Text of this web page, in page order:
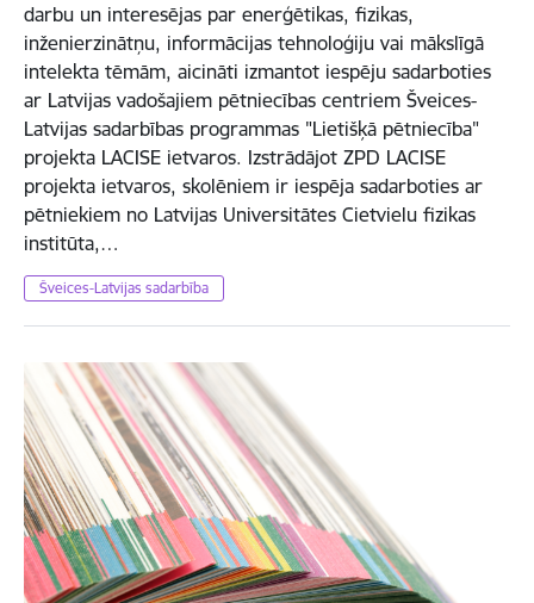
darbu un interesējas par enerģētikas, fizikas,
inženierzinātņu, informācijas tehnoloģiju vai mākslīgā
intelekta tēmām, aicināti izmantot iespēju sadarboties
ar Latvijas vadošajiem pētniecības centriem Šveices-
Latvijas sadarbības programmas "Lietišķā pētniecība"
projekta LACISE ietvaros. Izstrādājot ZPD LACISE
projekta ietvaros, skolēniem ir iespēja sadarboties ar
pētniekiem no Latvijas Universitātes Cietvielu fizikas
institūta,…
Šveices-Latvijas sadarbība